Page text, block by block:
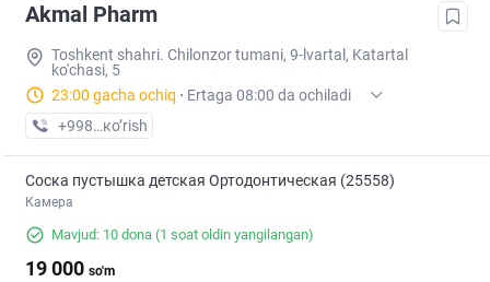
Akmal Pharm
Toshkent shahri. Chilonzor tumani, 9-lvartal, Katartal
ko'chasi, 5
23:00 gacha ochiq · Ertaga 08:00 da ochiladi
+998 (99) XXX-XX-XX
кo’rish
Соска пустышка детская Ортодонтическая (25558)
Камера
Mavjud: 10 dona (1 soat oldin yangilangan)
19 000 so'm